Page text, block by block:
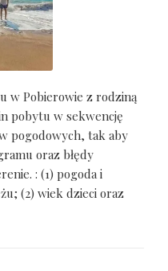
w Pobierowie z rodziną
pobytu w sekwencję
pogodowych, tak aby
oraz błędy
: (1) pogoda i
(2) wiek dzieci oraz